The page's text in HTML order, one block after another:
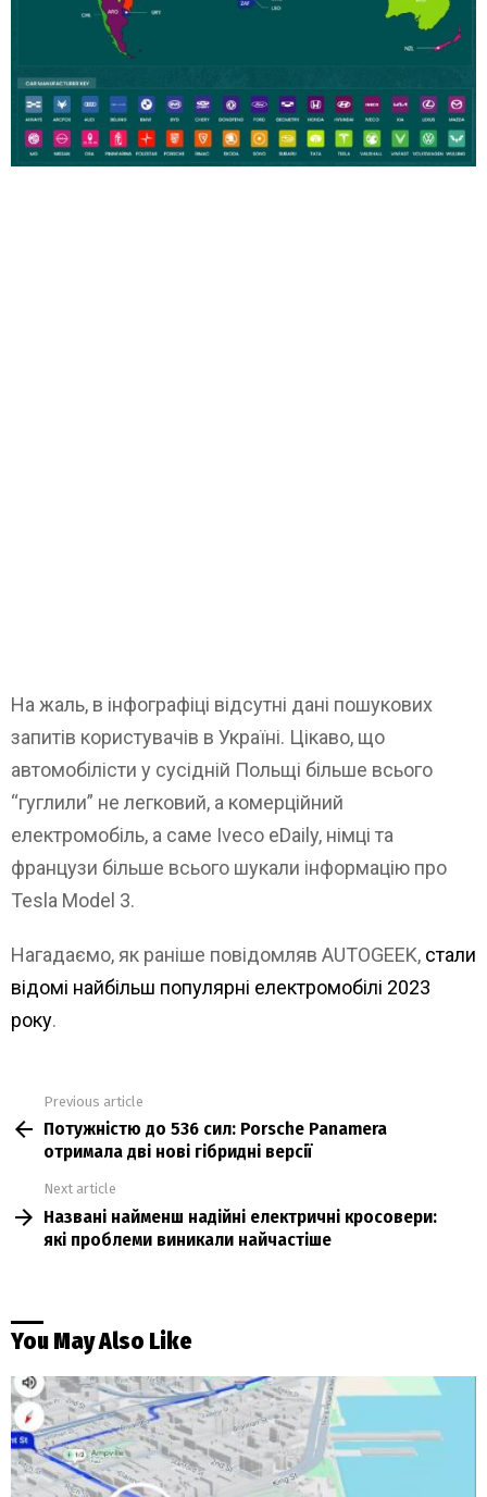
На жаль, в інфографіці відсутні дані пошукових
запитів користувачів в Україні. Цікаво, що
автомобілісти у сусідній Польщі більше всього
“гуглили” не легковий, а комерційний
електромобіль, а саме Iveco eDaily, німці та
французи більше всього шукали інформацію про
Tesla Model 3.
Нагадаємо, як раніше повідомляв AUTOGEEK, стали
відомі найбільш популярні електромобілі 2023
року.
more
Previous article
Потужністю до 536 сил: Porsche Panamera
отримала дві нові гібридні версії
Next article
Названі найменш надійні електричні кросовери:
які проблеми виникали найчастіше
You May Also Like